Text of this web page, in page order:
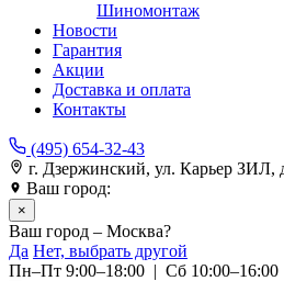
Шиномонтаж
Новости
Гарантия
Акции
Доставка и оплата
Контакты
(495) 654-32-43
г. Дзержинский, ул. Карьер ЗИЛ,
Ваш город:
×
Ваш город – Москва?
Да Нет, выбрать другой
Пн–Пт 9:00–18:00 | Сб 10:00–16:00